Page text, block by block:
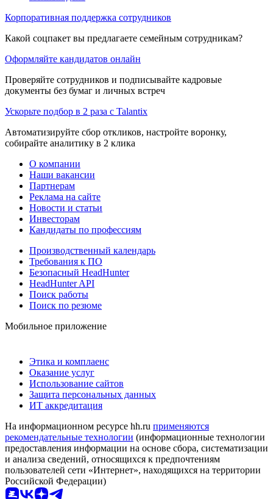
Корпоративная поддержка сотрудников
Какой соцпакет вы предлагаете семейным сотрудникам?
Оформляйте кандидатов онлайн
Проверяйте сотрудников и подписывайте кадровые
документы без бумаг и личных встреч
Ускорьте подбор в 2 раза с Talantix
Автоматизируйте сбор откликов, настройте воронку,
собирайте аналитику в 2 клика
О компании
Наши вакансии
Партнерам
Реклама на сайте
Новости и статьи
Инвесторам
Кандидаты по профессиям
Производственный календарь
Требования к ПО
Безопасный HeadHunter
HeadHunter API
Поиск работы
Поиск по резюме
Мобильное приложение
Этика и комплаенс
Оказание услуг
Использование сайтов
Защита персональных данных
ИТ аккредитация
На информационном ресурсе hh.ru применяются
рекомендательные технологии (информационные технологии
предоставления информации на основе сбора, систематизации
и анализа сведений, относящихся к предпочтениям
пользователей сети «Интернет», находящихся на территории
Российской Федерации)